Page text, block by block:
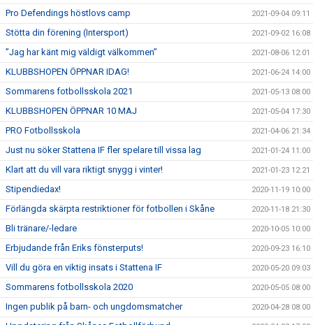
Pro Defendings höstlovs camp 2021-09-04 09:11
Stötta din förening (Intersport) 2021-09-02 16:08
”Jag har känt mig väldigt välkommen” 2021-08-06 12:01
KLUBBSHOPEN ÖPPNAR IDAG! 2021-06-24 14:00
Sommarens fotbollsskola 2021 2021-05-13 08:00
KLUBBSHOPEN ÖPPNAR 10 MAJ 2021-05-04 17:30
PRO Fotbollsskola 2021-04-06 21:34
Just nu söker Stattena IF fler spelare till vissa lag 2021-01-24 11:00
Klart att du vill vara riktigt snygg i vinter! 2021-01-23 12:21
Stipendiedax! 2020-11-19 10:00
Förlängda skärpta restriktioner för fotbollen i Skåne 2020-11-18 21:30
Bli tränare/-ledare 2020-10-05 10:00
Erbjudande från Eriks fönsterputs! 2020-09-23 16:10
Vill du göra en viktig insats i Stattena IF 2020-05-20 09:03
Sommarens fotbollsskola 2020 2020-05-05 08:00
Ingen publik på barn- och ungdomsmatcher 2020-04-28 08:00